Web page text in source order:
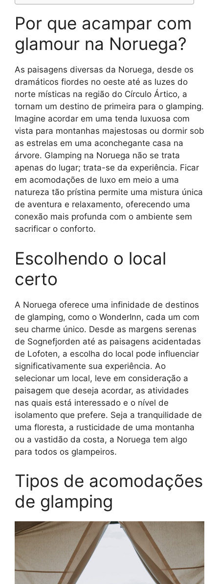
Por que acampar com
glamour na Noruega?
As paisagens diversas da Noruega, desde os
dramáticos fiordes no oeste até as luzes do
norte místicas na região do Círculo Ártico, a
tornam um destino de primeira para o glamping.
Imagine acordar em uma tenda luxuosa com
vista para montanhas majestosas ou dormir sob
as estrelas em uma aconchegante casa na
árvore. Glamping na Noruega não se trata
apenas do lugar; trata-se da experiência. Ficar
em acomodações de luxo em meio a uma
natureza tão prístina permite uma mistura única
de aventura e relaxamento, oferecendo uma
conexão mais profunda com o ambiente sem
sacrificar o conforto.
Escolhendo o local
certo
A Noruega oferece uma infinidade de destinos
de glamping, como o WonderInn, cada um com
seu charme único. Desde as margens serenas
de Sognefjorden até as paisagens acidentadas
de Lofoten, a escolha do local pode influenciar
significativamente sua experiência. Ao
selecionar um local, leve em consideração a
paisagem que deseja acordar, as atividades
nas quais está interessado e o nível de
isolamento que prefere. Seja a tranquilidade de
uma floresta, a rusticidade de uma montanha
ou a vastidão da costa, a Noruega tem algo
para todos os glampeiros.
Tipos de acomodações
de glamping